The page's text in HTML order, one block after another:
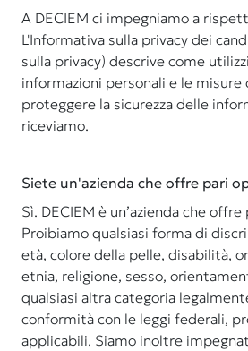
A DECIEM ci impegniamo a
L'Informativa sulla privacy dei
sulla privacy) descrive come
informazioni personali e le
proteggere la sicurezza delle
riceviamo.
Siete un'azienda che offre pari
Sì. DECIEM è un’azienda che
Proibiamo qualsiasi forma di
età, colore della pelle, disabilità,
etnia, religione, sesso,
qualsiasi altra categoria
conformità con le leggi federali,
applicabili. Siamo inoltre